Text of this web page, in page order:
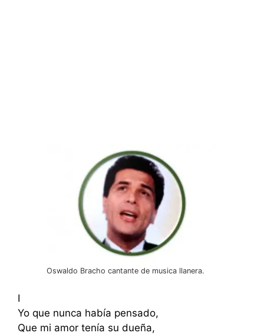
Oswaldo Bracho cantante de musica llanera.
I
Yo que nunca había pensado,
Que mi amor tenía su dueña,